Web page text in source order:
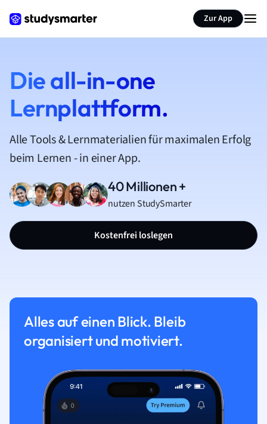
Zur App
Die all-in-one
Lernplattform.
Alle Tools & Lernmaterialien für maximalen Erfolg
beim Lernen - in einer App.
40 Millionen +
nutzen StudySmarter
Kostenfrei loslegen
Alles auf einen Blick. Bleib
organisiert und motiviert.